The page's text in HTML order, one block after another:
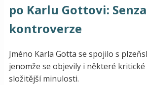
po Karlu Gottovi:
kontroverze
Jméno Karla Gotta se spojilo s
jenomže se objevily i některé kritické
složitější minulosti.